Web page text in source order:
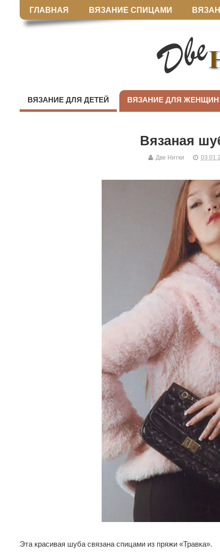
ГЛАВНАЯ ВЯЗАНИЕ СПИЦАМИ
ВЯЗАНИЕ ДЛЯ ДЕТЕЙ ВЯЗАНИЕ ДЛЯ ЖЕНЩИН
Вязаная
Две Нитки
Эта красивая шуба связана спицами из пряжи «Травка».